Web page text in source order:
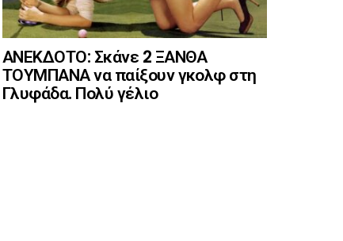
ΑΝΕΚΔΟΤΟ: Σκάνε 2 ΞΑΝΘΑ
ΤΟΥΜΠΑΝΑ να παίξουν γκολφ στη
Γλυφάδα. Πολύ γέλιο